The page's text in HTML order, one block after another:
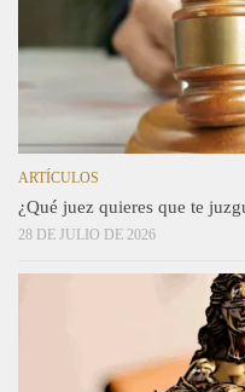
ARTÍCULOS
¿Qué juez quieres que te
28 DE JULIO DE 2026